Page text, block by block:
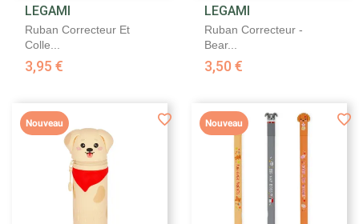
LEGAMI
Ruban Correcteur Et
Colle...
3,95 €
LEGAMI
Ruban Correcteur -
Bear...
3,50 €
Nouveau Nouveau